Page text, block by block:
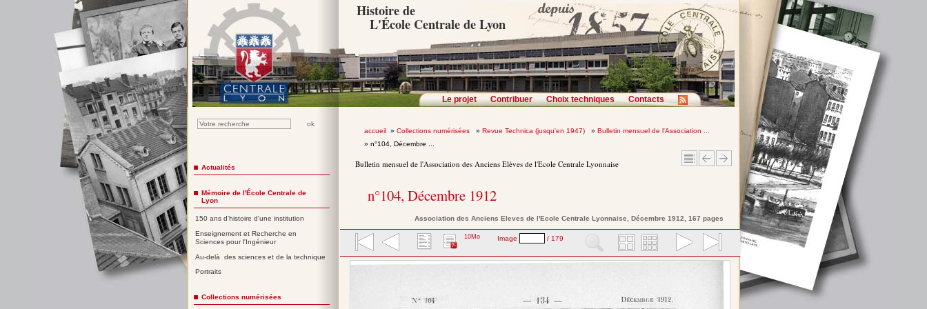
Histoire de
L'École Centrale de Lyon
Le projet Contribuer Choix techniques Contacts
accueil» Collections numérisées » Revue Technica (jusqu'en 1947) » Bulletin mensuel de l'Association ...
» n°104, Décembre ...
Bulletin mensuel de l'Association des Anciens Elèves de l'Ecole Centrale Lyonnaise
n°104, Décembre 1912
Association des Anciens Eleves de l'Ecole Centrale Lyonnaise, Décembre 1912, 167 pages
10Mo Image / 179
Actualités
Mémoire de l'École Centrale de
Lyon
150 ans d'histoire d'une institution
Enseignement et Recherche en
Sciences pour l'Ingénieur
Au-delà des sciences et de la technique
Portraits
Collections numérisées